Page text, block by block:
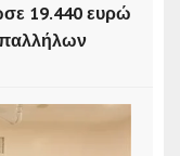
19.440 ευρώ